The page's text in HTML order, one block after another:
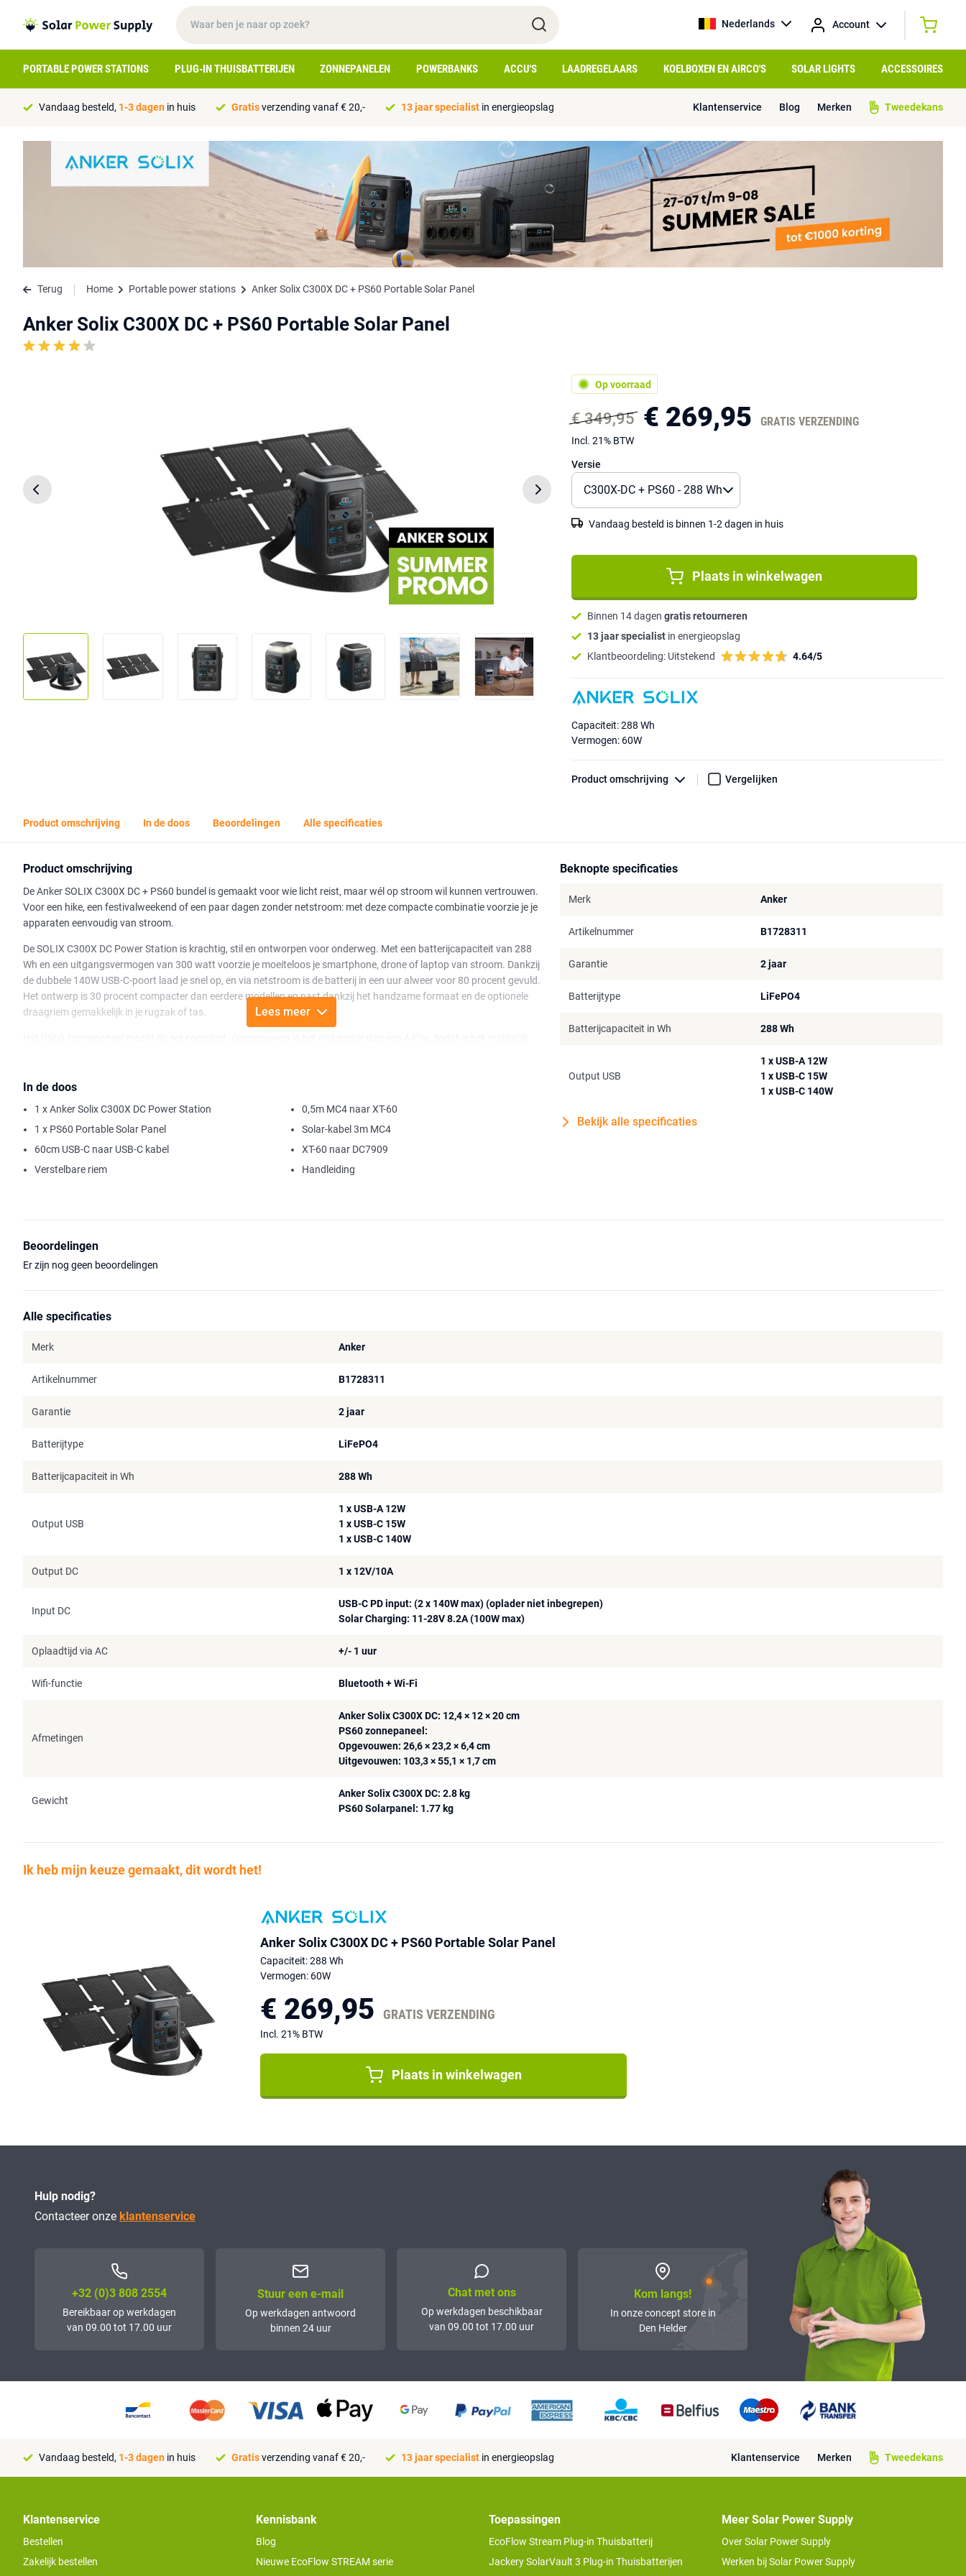
Nederlands Account
PORTABLE POWER STATIONS PLUG-IN THUISBATTERIJEN ZONNEPANELEN POWERBANKS ACCU'S LAADREGELAARS KOELBOXEN EN AIRCO'S SOLAR LIGHTS ACCESSOIRES
Vandaag besteld, 1-3 dagen in huis Gratisverzending vanaf € 20,- 13 jaar specialist in energieopslag Klantenservice Blog Merken Tweedekans
Terug Home Portable power stations Anker Solix C300X DC + PS60 Portable Solar Panel
Anker Solix C300X DC + PS60 Portable Solar Panel
Op voorraad
€ 349,95 € 269,95 GRATIS VERZENDING
Incl. 21% BTW
Versie
Vandaag besteld is binnen 1-2 dagen in huis
Plaats in winkelwagen
Binnen 14 dagen gratis retourneren
13 jaar specialist in energieopslag
Klantbeoordeling: Uitstekend 4.64/5
Capaciteit: 288 Wh
Vermogen: 60W
Product omschrijving Vergelijken
Product omschrijving In de doos Beoordelingen Alle specificaties
Product omschrijving
De Anker SOLIX C300X DC + PS60 bundel is gemaakt voor wie licht reist, maar wél op stroom wil kunnen vertrouwen.
Voor een hike, een festivalweekend of een paar dagen zonder netstroom: met deze compacte combinatie voorzie je je
apparaten eenvoudig van stroom.
De SOLIX C300X DC Power Station is krachtig, stil en ontworpen voor onderweg. Met een batterijcapaciteit van 288
Wh en een uitgangsvermogen van 300 watt voorzie je moeiteloos je smartphone, drone of laptop van stroom. Dankzij
de dubbele 140W USB-C-poort laad je snel op, en via netstroom is de batterij in een uur alweer voor 80 procent gevuld.
Het ontwerp is 30 procent compacter dan eerdere modellen en past dankzij het handzame formaat en de optionele
draagriem gemakkelijk in je rugzak of tas.
levensduur. Klein in formaat, groot in betrouwbaarheid. Precies wat je zoekt voor onderweg.
Lees meer
In de doos
1 x Anker Solix C300X DC Power Station
1 x PS60 Portable Solar Panel
60cm USB-C naar USB-C kabel
Verstelbare riem
0,5m MC4 naar XT-60
Solar-kabel 3m MC4
XT-60 naar DC7909
Handleiding
Beknopte specificaties
Merk Anker
Artikelnummer B1728311
Garantie 2 jaar
Batterijtype LiFePO4
Batterijcapaciteit in Wh 288 Wh
Output USB
1 x USB-A 12W
1 x USB-C 15W
1 x USB-C 140W
Bekijk alle specificaties
Beoordelingen
Er zijn nog geen beoordelingen
Alle specificaties
Merk Anker
Artikelnummer B1728311
Garantie 2 jaar
Batterijtype LiFePO4
Batterijcapaciteit in Wh 288 Wh
Output USB
1 x USB-A 12W
1 x USB-C 15W
1 x USB-C 140W
Output DC 1 x 12V/10A
Input DC
USB-C PD input: (2 x 140W max) (oplader niet inbegrepen)
Solar Charging: 11-28V 8.2A (100W max)
Oplaadtijd via AC +/- 1 uur
Wifi-functie Bluetooth + Wi-Fi
Afmetingen
Anker Solix C300X DC: 12,4 × 12 × 20 cm
PS60 zonnepaneel:
Opgevouwen: 26,6 × 23,2 × 6,4 cm
Uitgevouwen: 103,3 × 55,1 × 1,7 cm
Gewicht
Anker Solix C300X DC: 2.8 kg
PS60 Solarpanel: 1.77 kg
Ik heb mijn keuze gemaakt, dit wordt het!
Anker Solix C300X DC + PS60 Portable Solar Panel
Capaciteit: 288 Wh
Vermogen: 60W
€ 269,95 GRATIS VERZENDING
Incl. 21% BTW
Plaats in winkelwagen
Hulp nodig?
Contacteer onze klantenservice
+32 (0)3 808 2554
Bereikbaar op werkdagen
van 09.00 tot 17.00 uur
Stuur een e-mail
Op werkdagen antwoord
binnen 24 uur
Chat met ons
Op werkdagen beschikbaar
van 09.00 tot 17.00 uur
Kom langs!
In onze concept store in
Den Helder
Vandaag besteld, 1-3 dagen in huis Gratisverzending vanaf € 20,- 13 jaar specialist in energieopslag Klantenservice Merken Tweedekans
Klantenservice
Bestellen
Zakelijk bestellen
Kennisbank
Blog
Nieuwe EcoFlow STREAM serie
Toepassingen
EcoFlow Stream Plug-in Thuisbatterij
Jackery SolarVault 3 Plug-in Thuisbatterijen
Meer Solar Power Supply
Over Solar Power Supply
Werken bij Solar Power Supply